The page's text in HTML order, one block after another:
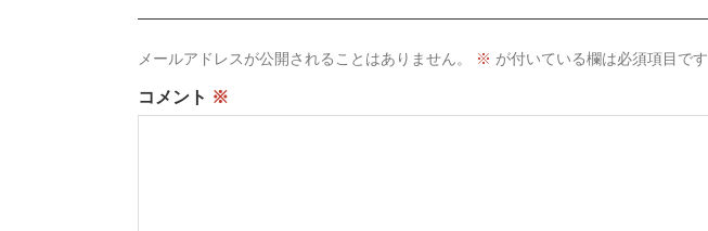
メールアドレスが公開されることはありません。 ※ が付いている欄は必須項目です
コメント ※